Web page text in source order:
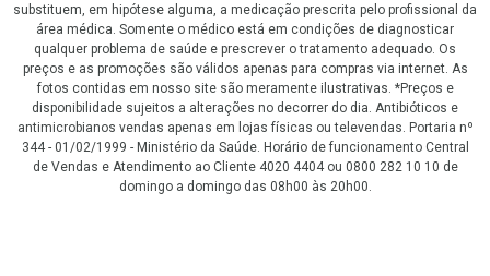
substituem, em hipótese alguma, a medicação prescrita pelo profissional da
área médica. Somente o médico está em condições de diagnosticar
qualquer problema de saúde e prescrever o tratamento adequado. Os
preços e as promoções são válidos apenas para compras via internet. As
fotos contidas em nosso site são meramente ilustrativas. *Preços e
disponibilidade sujeitos a alterações no decorrer do dia. Antibióticos e
antimicrobianos vendas apenas em lojas físicas ou televendas. Portaria nº
344 - 01/02/1999 - Ministério da Saúde. Horário de funcionamento Central
de Vendas e Atendimento ao Cliente 4020 4404 ou 0800 282 10 10 de
domingo a domingo das 08h00 às 20h00.